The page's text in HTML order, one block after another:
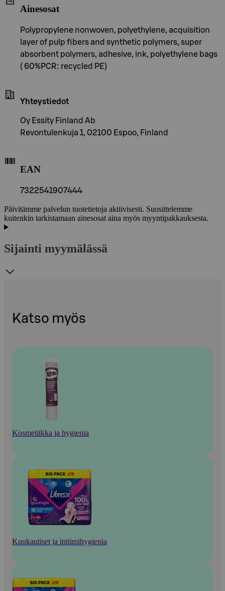
Ainesosat
Polypropylene nonwoven, polyethylene, acquisition
layer of pulp fibers and synthetic polymers, super
absorbent polymers, adhesive, ink, polyethylene bags
( 60%PCR: recycled PE)
Yhteystiedot
Oy Essity Finland Ab
Revontulenkuja 1, 02100 Espoo, Finland
EAN
7322541907444
Päivitämme palvelun tuotetietoja aktiivisesti. Suosittelemme
kuitenkin tarkistamaan ainesosat aina myös myyntipakkauksesta.
Sijainti myymälässä
Katso myös
Kosmetiikka ja hygienia
Kuukautiset ja intiimihygienia